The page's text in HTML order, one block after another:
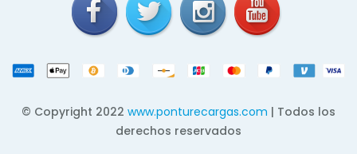
© Copyright 2022 www.ponturecargas.com | Todos los
derechos reservados